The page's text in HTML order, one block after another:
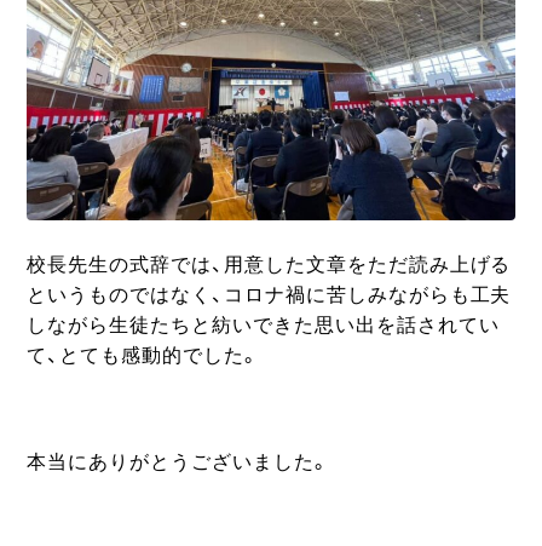
校長先生の式辞では、用意した文章をただ読み上げる
というものではなく、コロナ禍に苦しみながらも工夫
しながら生徒たちと紡いできた思い出を話されてい
て、とても感動的でした。
本当にありがとうございました。